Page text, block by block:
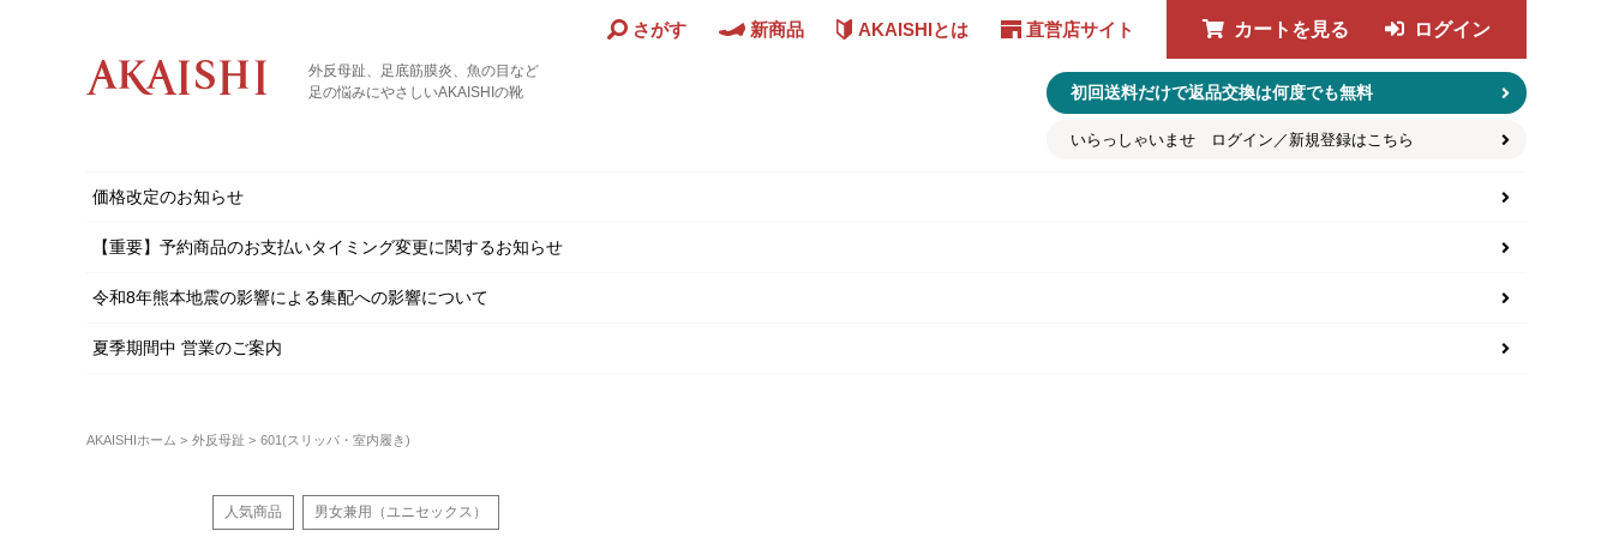
外反母趾、足底筋膜炎、魚の目など
足の悩みにやさしいAKAISHIの靴
さがす 新商品 AKAISHIとは 直営店サイト カートを見る ログイン
初回送料だけで返品交換は何度でも無料
いらっしゃいませ ログイン／新規登録はこちら
価格改定のお知らせ
【重要】予約商品のお支払いタイミング変更に関するお知らせ
令和8年熊本地震の影響による集配への影響について
夏季期間中 営業のご案内
AKAISHIホーム 外反母趾 601(スリッパ・室内履き)
人気商品 男女兼用（ユニセックス）